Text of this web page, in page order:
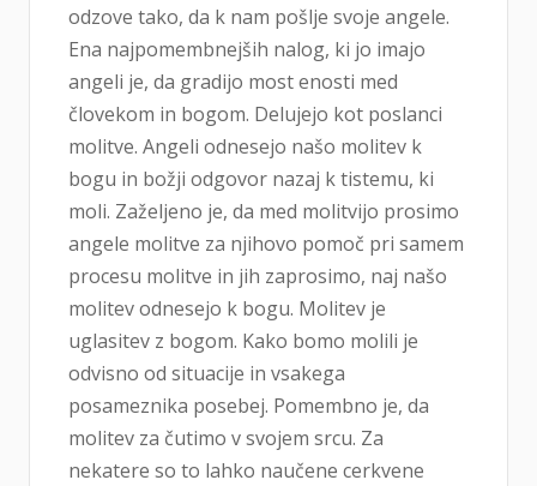
odzove tako, da k nam pošlje svoje angele.
Ena najpomembnejših nalog, ki jo imajo
angeli je, da gradijo most enosti med
človekom in bogom. Delujejo kot poslanci
molitve. Angeli odnesejo našo molitev k
bogu in božji odgovor nazaj k tistemu, ki
moli. Zaželjeno je, da med molitvijo prosimo
angele molitve za njihovo pomoč pri samem
procesu molitve in jih zaprosimo, naj našo
molitev odnesejo k bogu. Molitev je
uglasitev z bogom. Kako bomo molili je
odvisno od situacije in vsakega
posameznika posebej. Pomembno je, da
molitev za čutimo v svojem srcu. Za
nekatere so to lahko naučene cerkvene